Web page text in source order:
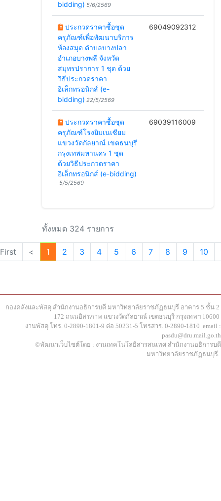
bidding) 5/6/2569
ประกวดราคาซื้อชุด
ครุภัณฑ์เพื่อพัฒนาบริการ
ห้องสมุด ตำบลบางปลา
อำเภอบางพลี จังหวัด
สมุทรปราการ 1 ชุด ด้วย
วิธีประกวดราคา
อิเล็กทรอนิกส์ (e-
bidding) 22/5/2569
69049092312
ประกวดราคาซื้อชุด
ครุภัณฑ์โรงยิมเนเซียม
แขวงวัดกัลยาณ์ เขตธนบุรี
กรุงเทพมหานคร 1 ชุด
ด้วยวิธีประกวดราคา
อิเล็กทรอนิกส์ (e-bidding)
5/5/2569
69039116009
ทั้งหมด 324 รายการ
First < 1 2 3 4 5 6 7 8 9 10
กองคลังและพัสดุ สำนักงานอธิการบดี มหาวิทยาลัยราชภัฏธนบุรี อาคาร 5 ชั้น 2
172 ถนนอิสรภาพ แขวงวัดกัลยาณ์ เขตธนบุรี กรุงเทพฯ 10600
งานพัสดุ โทร. 0-2890-1801-9 ต่อ 50231-5 โทรสาร. 0-2890-1810 email :
pasdu@dru.mail.go.th
©พัฒนาเว็บไซต์โดย : งานเทคโนโลยีสารสนเทศ สำนักงานอธิการบดี
มหาวิทยาลัยราชภัฏธนบุรี.